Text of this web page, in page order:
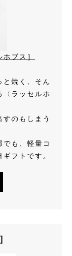
ブス］
焼く、そん
ラッセルホ
のもしまう
も、軽量コ
フトです。